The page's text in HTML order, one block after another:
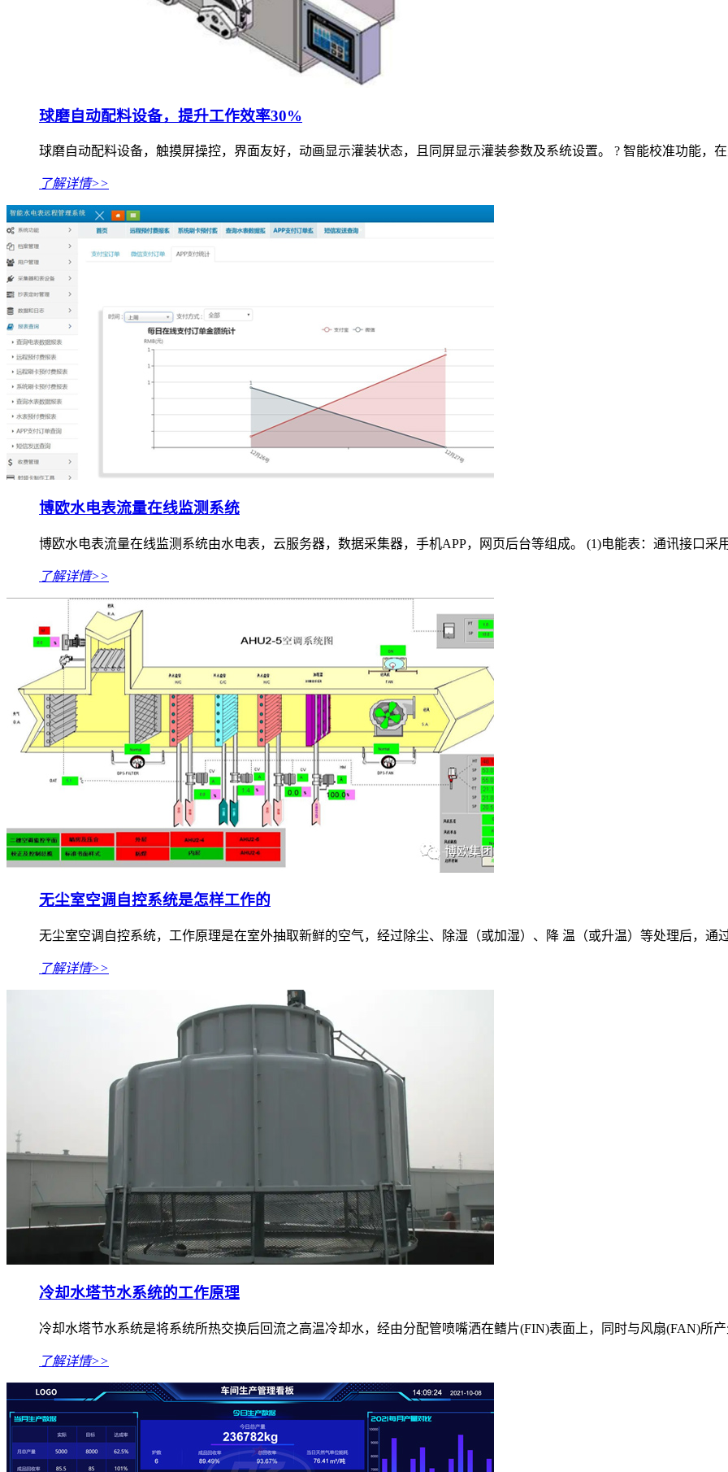
球磨自动配料设备，提升工作效率30%
球磨自动配料设备，触摸屏操控，界面友好，动画显示灌装状态，且同屏显示灌装参数及系统设置。 ? 智能校准功能，
了解详情>>
博欧水电表流量在线监测系统
博欧水电表流量在线监测系统由水电表，云服务器，数据采集器，手机APP，网页后台等组成。 (1)电能表：通讯接口采
了解详情>>
无尘室空调自控系统是怎样工作的
无尘室空调自控系统，工作原理是在室外抽取新鲜的空气，经过除尘、除湿（或加湿）、降 温（或升温）等处理后，通
了解详情>>
冷却水塔节水系统的工作原理
冷却水塔节水系统是将系统所热交换后回流之高温冷却水，经由分配管喷嘴洒在鳍片(FIN)表面上，同时与风扇(FAN)所
了解详情>>